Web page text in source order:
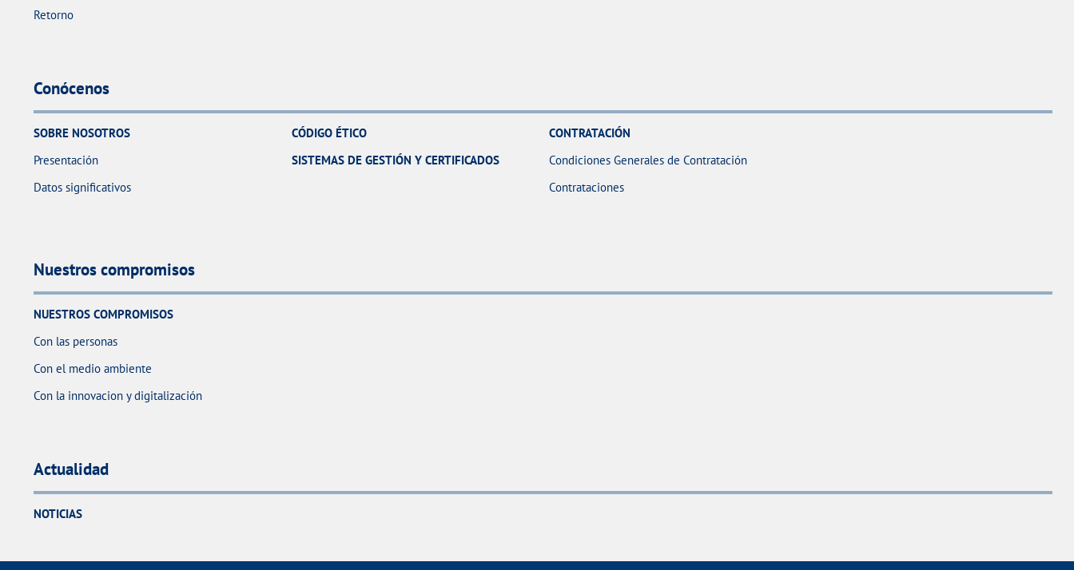
Retorno
Conócenos
SOBRE NOSOTROS
Presentación
Datos significativos
CÓDIGO ÉTICO
SISTEMAS DE GESTIÓN Y CERTIFICADOS
CONTRATACIÓN
Condiciones Generales de Contratación
Contrataciones
Nuestros compromisos
NUESTROS COMPROMISOS
Con las personas
Con el medio ambiente
Con la innovacion y digitalización
Actualidad
NOTICIAS